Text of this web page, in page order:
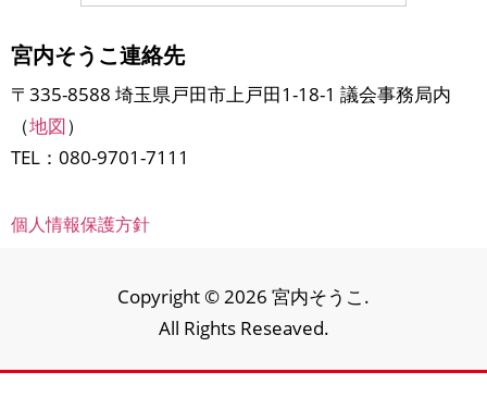
宮内そうこ連絡先
〒335-8588 埼玉県戸田市上戸田1-18-1 議会事務局内
（地図）
TEL：080-9701-7111
個人情報保護方針
Copyright © 2026 宮内そうこ.
All Rights Reseaved.